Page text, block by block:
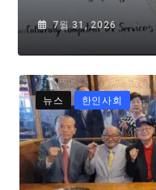
7월 31, 2026
뉴스 한인사회